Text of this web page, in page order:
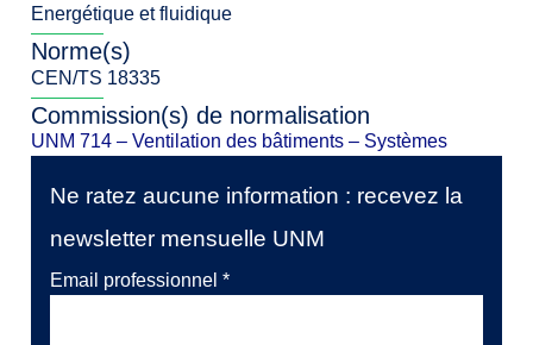
Energétique et fluidique
Norme(s)
CEN/TS 18335
Commission(s) de normalisation
UNM 714 – Ventilation des bâtiments – Systèmes
Ne ratez aucune information : recevez la
newsletter mensuelle UNM
Email professionnel *